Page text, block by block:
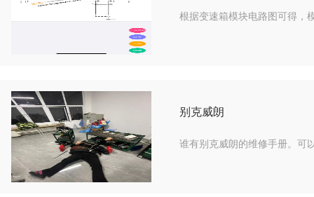
根据变速箱模块电路图可得，
别克威朗
谁有别克威朗的维修手册。可